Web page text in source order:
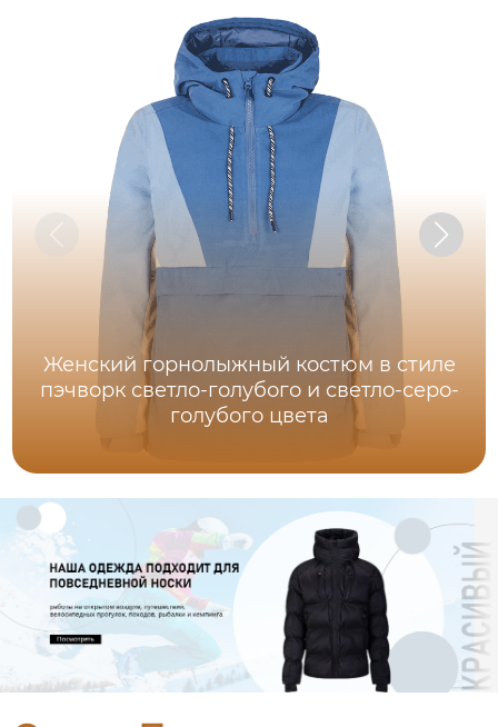
Женский горнолыжный костюм в стиле
пэчворк светло-голубого и светло-серо-
голубого цвета